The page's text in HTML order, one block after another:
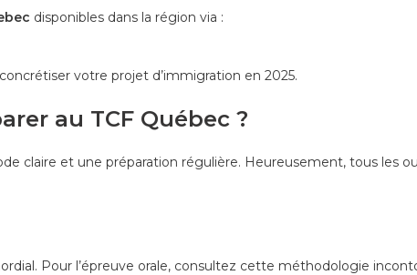
disponibles dans la région via :
votre projet d’immigration en 2025.
au TCF Québec ?
claire et une préparation régulière. Heureusement, tous les
Pour l’épreuve orale, consultez cette méthodologie